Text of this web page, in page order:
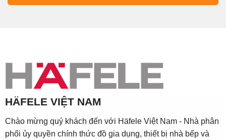
HÄFELE VIỆT NAM
Chào mừng quý khách đến với Häfele Việt Nam - Nhà phân
phối ủy quyền chính thức đồ gia dụng, thiết bị nhà bếp và